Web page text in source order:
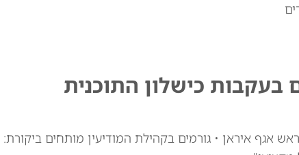
בעקבות כישלון התוכנית
אגף איראן • גורמים בקהילת המודיעין מותחים ביקורת: